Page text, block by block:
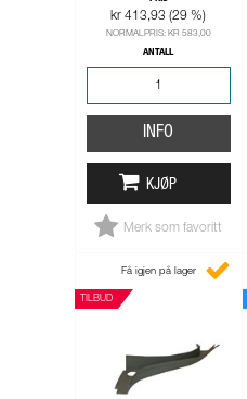
kr 413,93 (29 %)
NORMALPRIS: KR 583,00
ANTALL
INFO
KJØP
Merk som favoritt
TILBUD
Få igjen på lager